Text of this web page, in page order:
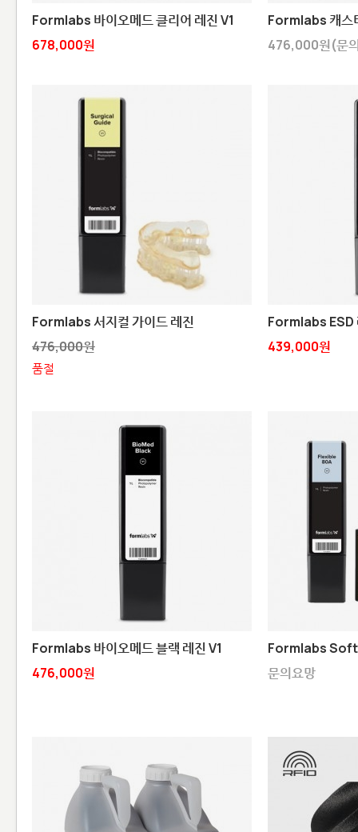
Formlabs 바이오메드 클리어 레진 V1
678,000원
Formlabs 캐스
476,000원(문
Formlabs 서지컬 가이드 레진
476,000원
품절
Formlabs ESD
439,000원
Formlabs 바이오메드 블랙 레진 V1
476,000원
Formlabs
문의요망